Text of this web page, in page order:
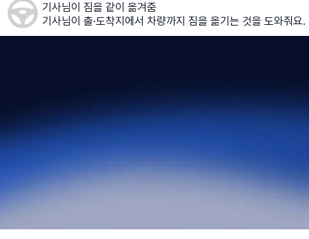
기사님이 짐을 같이 옮겨줌
기사님이 출·도착지에서 차량까지 짐을 옮기는 것을 도와줘요.